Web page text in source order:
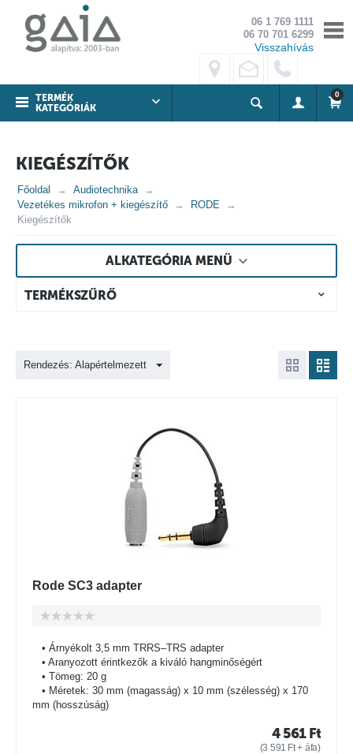
06 1 769 1111
06 70 701 6299
Visszahívás
TERMÉK
KATEGÓRIÁK
0
KIEGÉSZÍTŐK
Főoldal
Audiotechnika
Vezetékes mikrofon + kiegészítő
RODE
Kiegészítők
ALKATEGÓRIA MENÜ
TERMÉKSZŰRŐ
Rendezés: Alapértelmezett
Rode SC3 adapter
• Árnyékolt 3,5 mm TRRS–TRS adapter
• Aranyozott érintkezők a kiváló hangminőségért
• Tömeg: 20 g
• Méretek: 30 mm (magasság) x 10 mm (szélesség) x 170
mm (hosszúság)
4 561 Ft
(3 591 Ft+ áfa)